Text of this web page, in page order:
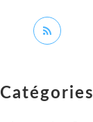
Catégories